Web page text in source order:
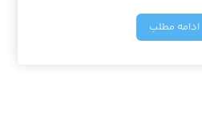
ادامه مطلب